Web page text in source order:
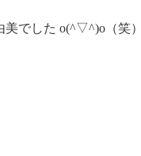
でした o(^▽^)o（笑）